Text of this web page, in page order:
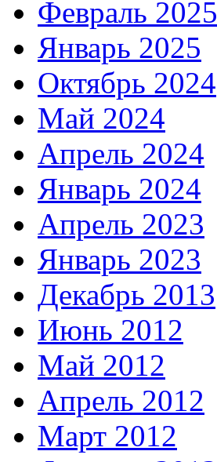
Февраль 2025
Январь 2025
Октябрь 2024
Май 2024
Апрель 2024
Январь 2024
Апрель 2023
Январь 2023
Декабрь 2013
Июнь 2012
Май 2012
Апрель 2012
Март 2012